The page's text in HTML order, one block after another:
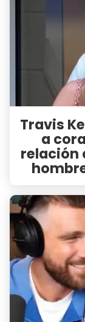
Travis
a
relación